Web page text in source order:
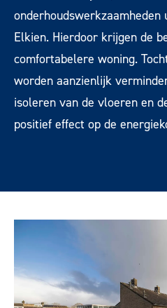
Elkien. Hierdoor krijgen de
comfortabelere woning.
worden aanzienlijk
isoleren van de vloeren en
positief effect op de